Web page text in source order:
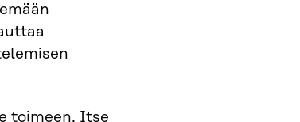
toimeen. Itse